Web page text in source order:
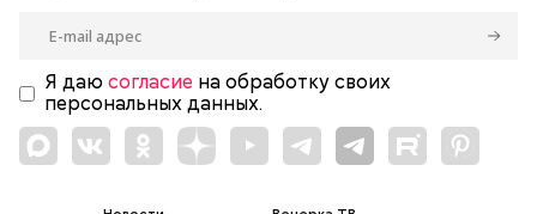
Я даю согласие на обработку своих
персональных данных.